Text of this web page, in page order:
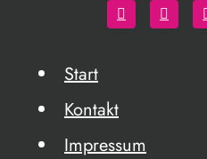
Start
Kontakt
Impressum